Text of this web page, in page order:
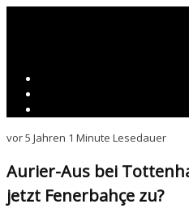
vor 5 Jahren 1 Minute Lesedauer
Aurier-Aus bei
jetzt Fenerbahçe zu?